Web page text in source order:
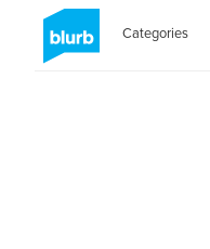
Categories